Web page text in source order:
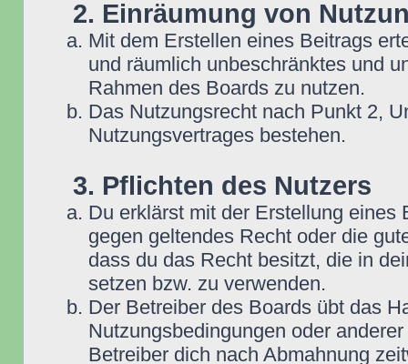
2. Einräumung von
Mit dem Erstellen eines Beitrags
und räumlich unbeschränktes und
Rahmen des Boards zu nutzen.
Das Nutzungsrecht nach Punkt 2,
Nutzungsvertrages bestehen.
3. Pflichten des Nutzers
Du erklärst mit der Erstellung eines
gegen geltendes Recht oder die
dass du das Recht besitzt, die in
setzen bzw. zu verwenden.
Der Betreiber des Boards übt das
Nutzungsbedingungen oder
Betreiber dich nach Abmahnung